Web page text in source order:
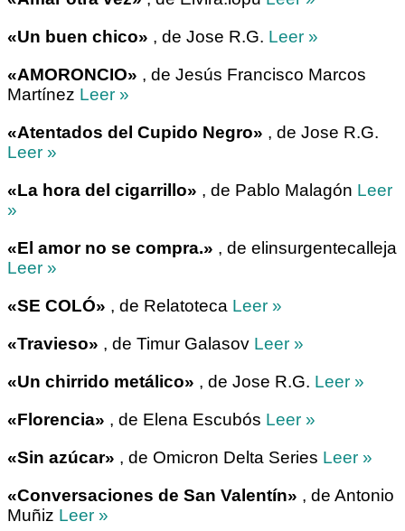
«Un buen chico» , de Jose R.G. Leer »
«AMORONCIO» , de Jesús Francisco Marcos
Martínez Leer »
«Atentados del Cupido Negro» , de Jose R.G.
Leer »
«La hora del cigarrillo» , de Pablo Malagón Leer
»
«El amor no se compra.» , de elinsurgentecalleja
Leer »
«SE COLÓ» , de Relatoteca Leer »
«Travieso» , de Timur Galasov Leer »
«Un chirrido metálico» , de Jose R.G. Leer »
«Florencia» , de Elena Escubós Leer »
«Sin azúcar» , de Omicron Delta Series Leer »
«Conversaciones de San Valentín» , de Antonio
Muñiz Leer »